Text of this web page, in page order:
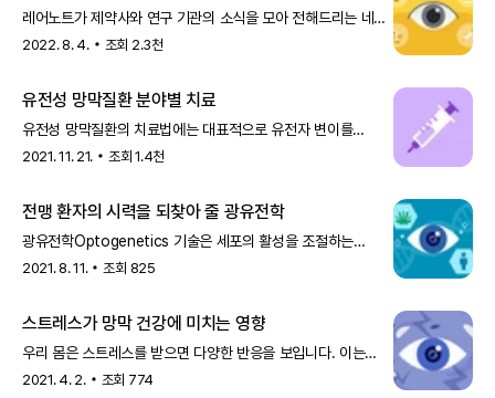
레어노트가 제약사와 연구 기관의 소식을 모아 전해드리는 네
번째 시간이에요. 이번에는 미국 엔도제나Endogena
2022. 8. 4. 조회 2.3천
유전성 망막질환 분야별 치료
유전성 망막질환의 치료법에는 대표적으로 유전자 변이를
치료하는 유전자 치료와 새로운 세포를 이식하는 줄기세포
2021. 11. 21. 조회1.4천
전맹 환자의 시력을 되찾아 줄 광유전학
광유전학Optogenetics 기술은 세포의 활성을 조절하는
유전자 치료의 일종으로, 광수용체가 완전히 사라진 전맹
2021. 8. 11. 조회 825
스트레스가 망막 건강에 미치는 영향
우리 몸은 스트레스를 받으면 다양한 반응을 보입니다. 이는
스트레스에 맞서 코르티솔Cortisol이라는 호르몬이 분비되기
2021. 4. 2. 조회 774